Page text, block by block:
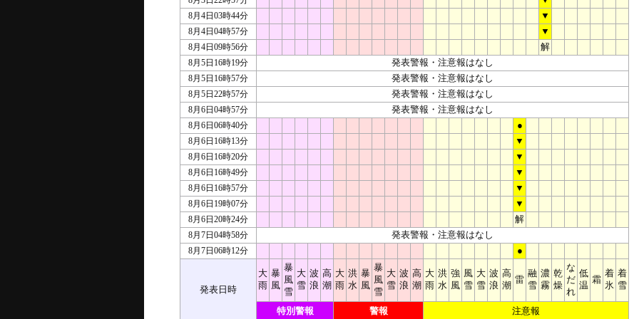
8月4日03時44分
▼
8月4日04時57分
▼
8月4日09時56分
解
8月5日16時19分
発表警報・注意報はなし
8月5日16時57分
発表警報・注意報はなし
8月5日22時57分
発表警報・注意報はなし
8月6日04時57分
発表警報・注意報はなし
8月6日06時40分
●
8月6日16時13分
▼
8月6日16時20分
▼
8月6日16時49分
▼
8月6日16時57分
▼
8月6日19時07分
▼
8月6日20時24分
解
8月7日04時58分
発表警報・注意報はなし
8月7日06時12分
●
発表日時
大
雨
暴
風
暴
風
雪
大
雪
波
浪
高
潮
大
雨
洪
水
暴
風
暴
風
雪
大
雪
波
浪
高
潮
大
雨
洪
水
強
風
風
雪
大
雪
波
浪
高
潮
雷
融
雪
濃
霧
乾
燥
な
だ
れ
低
温
霜
着
氷
着
雪
特別警報 警報 注意報